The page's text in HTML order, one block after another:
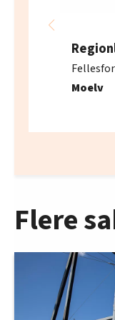
Moelv
Flere